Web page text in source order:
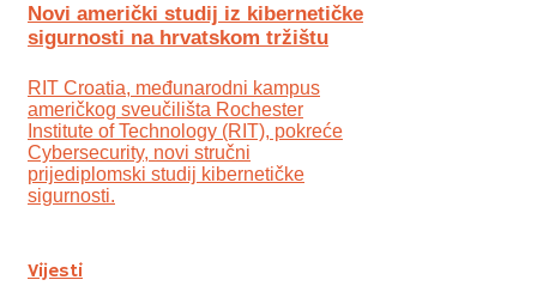
Novi američki studij iz kibernetičke
sigurnosti na hrvatskom tržištu
RIT Croatia, međunarodni kampus
američkog sveučilišta Rochester
Institute of Technology (RIT), pokreće
Cybersecurity, novi stručni
prijediplomski studij kibernetičke
sigurnosti.
Vijesti